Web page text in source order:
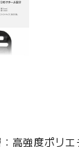
高強度ポリエ